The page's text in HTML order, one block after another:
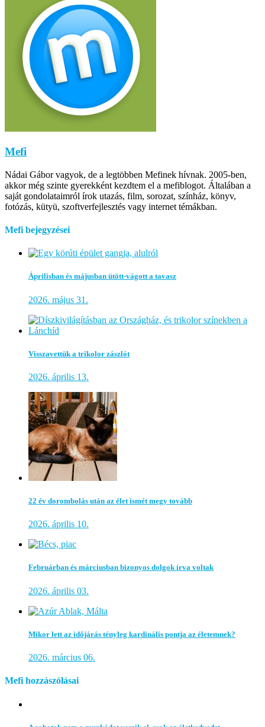
Mefi
Nádai Gábor vagyok, de a legtöbben Mefinek hívnak. 2005-ben,
akkor még szinte gyerekként kezdtem el a mefiblogot. Általában a
saját gondolataimról írok utazás, film, sorozat, színház, könyv,
fotózás, kütyü, szoftverfejlesztés vagy internet témákban.
Mefi bejegyzései
Áprilisban és májusban ütött-vágott a tavasz
2026. május 31.
Visszavettük a trikolor zászlót
2026. április 13.
22 év dorombolás után az élet ismét megy tovább
2026. április 10.
Februárban és márciusban bizonyos dolgok írva voltak
2026. április 03.
Mikor lett az időjárás tényleg kardinális pontja az életemnek?
2026. március 06.
Mefi hozzászólásai